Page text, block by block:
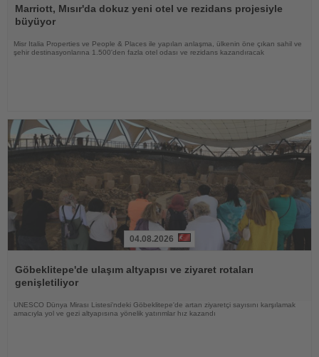
Oku
Marriott, Mısır'da dokuz yeni otel ve rezidans projesiyle
büyüyor
Misr Italia Properties ve People & Places ile yapılan anlaşma, ülkenin öne çıkan sahil ve
şehir destinasyonlarına 1.500'den fazla otel odası ve rezidans kazandıracak
Oku
04.08.2026
Göbeklitepe'de ulaşım altyapısı ve ziyaret rotaları
genişletiliyor
UNESCO Dünya Mirası Listesi'ndeki Göbeklitepe'de artan ziyaretçi sayısını karşılamak
amacıyla yol ve gezi altyapısına yönelik yatırımlar hız kazandı